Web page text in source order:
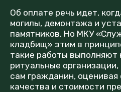
Об оплате речь идет,
могилы, демонтажа и
памятников. Но МКУ
кладбищ» этим в
такие работы выполняют
ритуальные
сам гражданин,
качества и стоимости